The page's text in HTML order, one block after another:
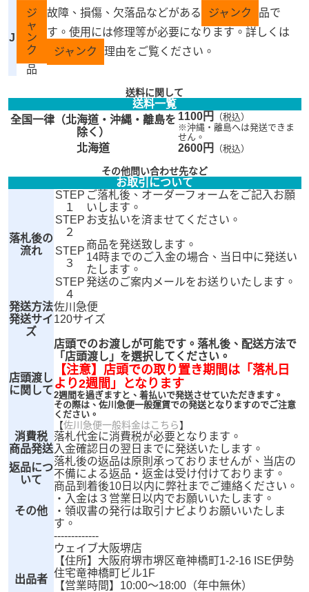
J
ジ
ャ
ン
ク
品
故障、損傷、欠落品などがある ジャンク
品で
す。使用には修理等が必要になります。詳しくは
ジャンク
理由をご覧ください。
送料に関して
送料一覧
全国一律（北海道・沖縄・離島を
除く）
1100円 （税込）
※沖縄・離島へは発送できま
せん。
北海道 2600円 （税込）
その他問い合わせ先など
お取引について
落札後の
流れ
STEP
１
ご落札後、オーダーフォームをご記入お願
いします。
STEP
２
お支払いを済ませてください。
STEP
３
商品を発送致します。
14時までのご入金の場合、当日中に発送い
たします。
STEP
４
発送のご案内メールをお送りいたします。
発送方法佐川急便
発送サイ
ズ
120サイズ
店頭渡し
に関して
店頭でのお渡しが可能です。落札後、配送方法で
「店頭渡し」を選択してください。
【注意】店頭での取り置き期間は「落札日
より2週間」となります
2週間を過ぎますと、着払いで発送させていただきます。
その際は、佐川急便一般運賃での発送となりますのでご注意
ください。
【佐川急便一般料金はこちら】
消費税
落札代金に消費税が必要となります。
商品発送 入金確認日の翌日までに発送いたします。
返品につ
いて
落札後の返品は原則承っておりませんが、当店の
不備による返品・返金は受け付けております。
商品到着後10日以内に弊社までご連絡ください。
その他
・入金は３営業日以内でお願いいたします。
・領収書の発行は取引ナビよりお願いいたしま
す。
出品者
-------------
ウェイブ大阪堺店
【住所】大阪府堺市堺区竜神橋町1-2-16 ISE伊勢
住宅竜神橋町ビル1F
【営業時間】10:00～18:00（年中無休）